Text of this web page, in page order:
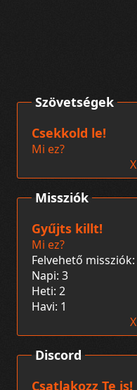
Discord
Csatlakozz Te is!
Missziók
Gyűjts killt!
Mi ez?
Felvehető missziók:
Napi: 3
Heti: 2
Havi: 1
X
Szövetségek
Csekkold le!
Mi ez?
X